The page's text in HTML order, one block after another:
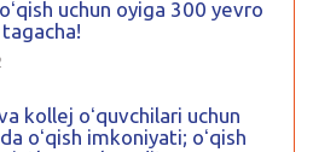
uchun oyiga 300 yevro
kollej oʻquvchilari uchun
oʻqish imkoniyati; oʻqish